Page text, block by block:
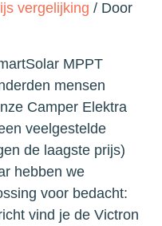
vergelijking / Door
MPPT
mensen
Camper Elektra
veelgestelde
de laagste prijs)
hebben we
voor bedacht:
vind je de Victron